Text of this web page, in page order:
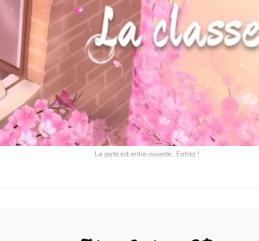
La porte est entre-ouverte…Entrez !